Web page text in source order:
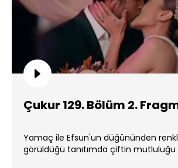
Çukur 129. Bölüm 2.
Yamaç ile Efsun'un düğününden
görüldüğü tanıtımda çiftin mutluluğu